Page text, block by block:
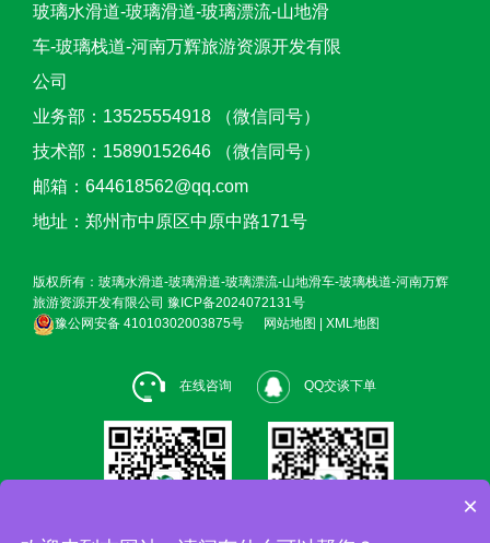
玻璃水滑道-玻璃滑道-玻璃漂流-山地滑
车-玻璃栈道-河南万辉旅游资源开发有限
公司
业务部：13525554918 （微信同号）
技术部：15890152646 （微信同号）
邮箱：644618562@qq.com
地址：郑州市中原区中原中路171号
版权所有：玻璃水滑道-玻璃滑道-玻璃漂流-山地滑车-玻璃栈道-河南万辉
旅游资源开发有限公司 豫ICP备2024072131号
豫公网安备 41010302003875号
网站地图 | XML地图
在线咨询 QQ交谈下单
×